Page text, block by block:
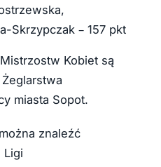
Skrzypczak – 157 pkt
Kobiet są
miasta Sopot.
znaleźć
Ligi